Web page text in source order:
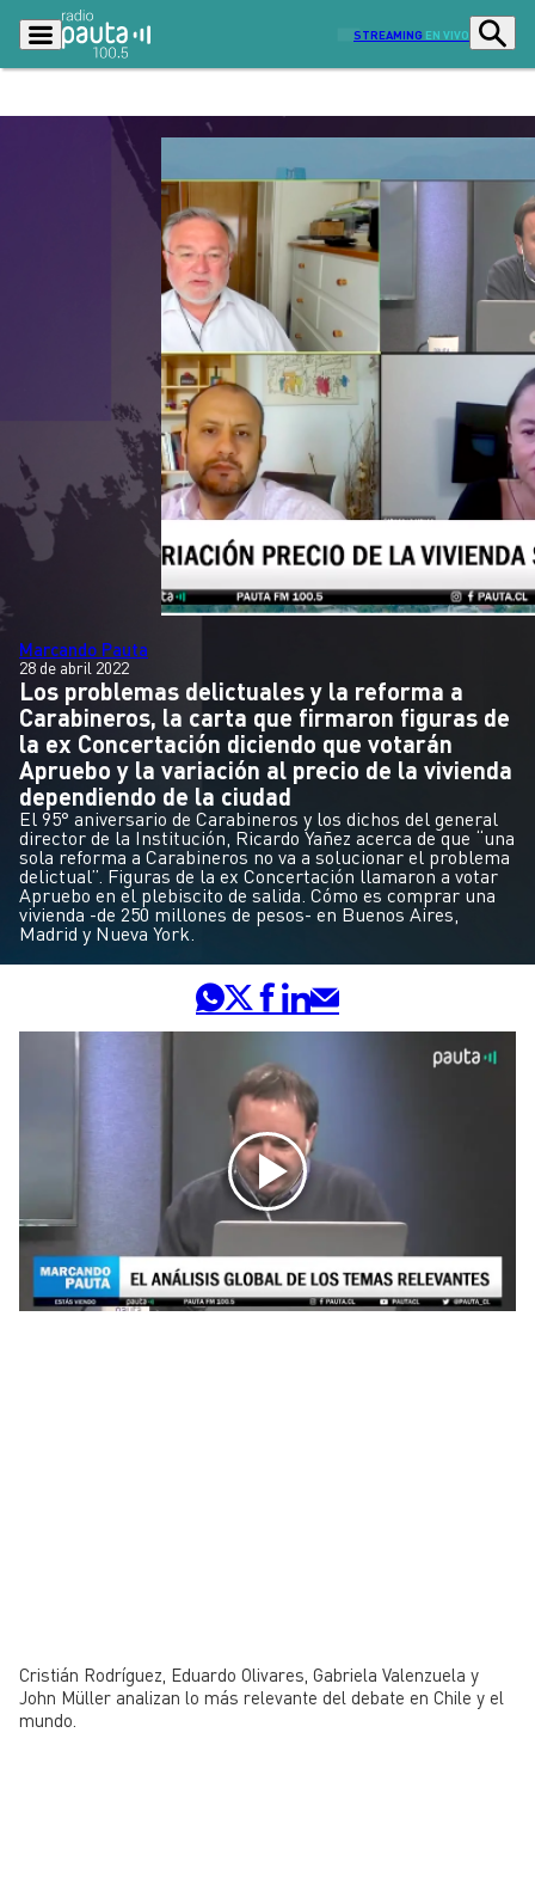
STREAMING EN VIVO
Podcasts Programas
Actualidad
Economía
Radio en vivo Sostenibilidad
Tendencias Deportes
Entretención y Cultura Opinión
Dato en Pauta Señal 2
Contenido Patrocinado
Marcando Pauta
28 de abril 2022
Los problemas delictuales y la reforma a
Carabineros, la carta que firmaron figuras de
la ex Concertación diciendo que votarán
Apruebo y la variación al precio de la vivienda
dependiendo de la ciudad
El 95° aniversario de Carabineros y los dichos del general
director de la Institución, Ricardo Yañez acerca de que “una
sola reforma a Carabineros no va a solucionar el problema
delictual”. Figuras de la ex Concertación llamaron a votar
Apruebo en el plebiscito de salida. Cómo es comprar una
vivienda -de 250 millones de pesos- en Buenos Aires,
Madrid y Nueva York.
Cristián Rodríguez, Eduardo Olivares, Gabriela Valenzuela y
John Müller analizan lo más relevante del debate en Chile y el
mundo.